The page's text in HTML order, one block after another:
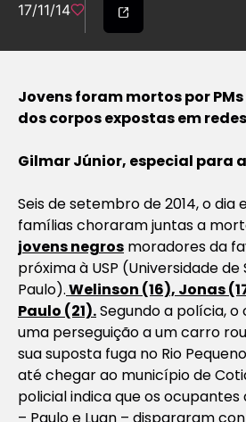
17/11/14
Jovens foram mortos por
dos corpos expostas em
Gilmar Júnior, especial para a
Seis de setembro de 2014, o dia
famílias choraram juntas a
jovens negros moradores da
próxima à USP (Universidade de
Paulo).Welinson (16), Jonas
Paulo (21).Segundo a polícia,
uma perseguição a um carro
sua suposta fuga no Rio
até chegar ao município de
policial indica que os
– Paulo e Luan – dispararam